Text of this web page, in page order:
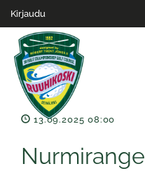
Kirjaudu
13.09.2025 08:00